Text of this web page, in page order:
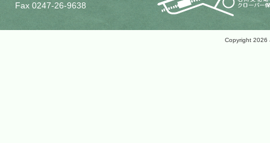
Fax 0247-26-9638
Copyright 2026